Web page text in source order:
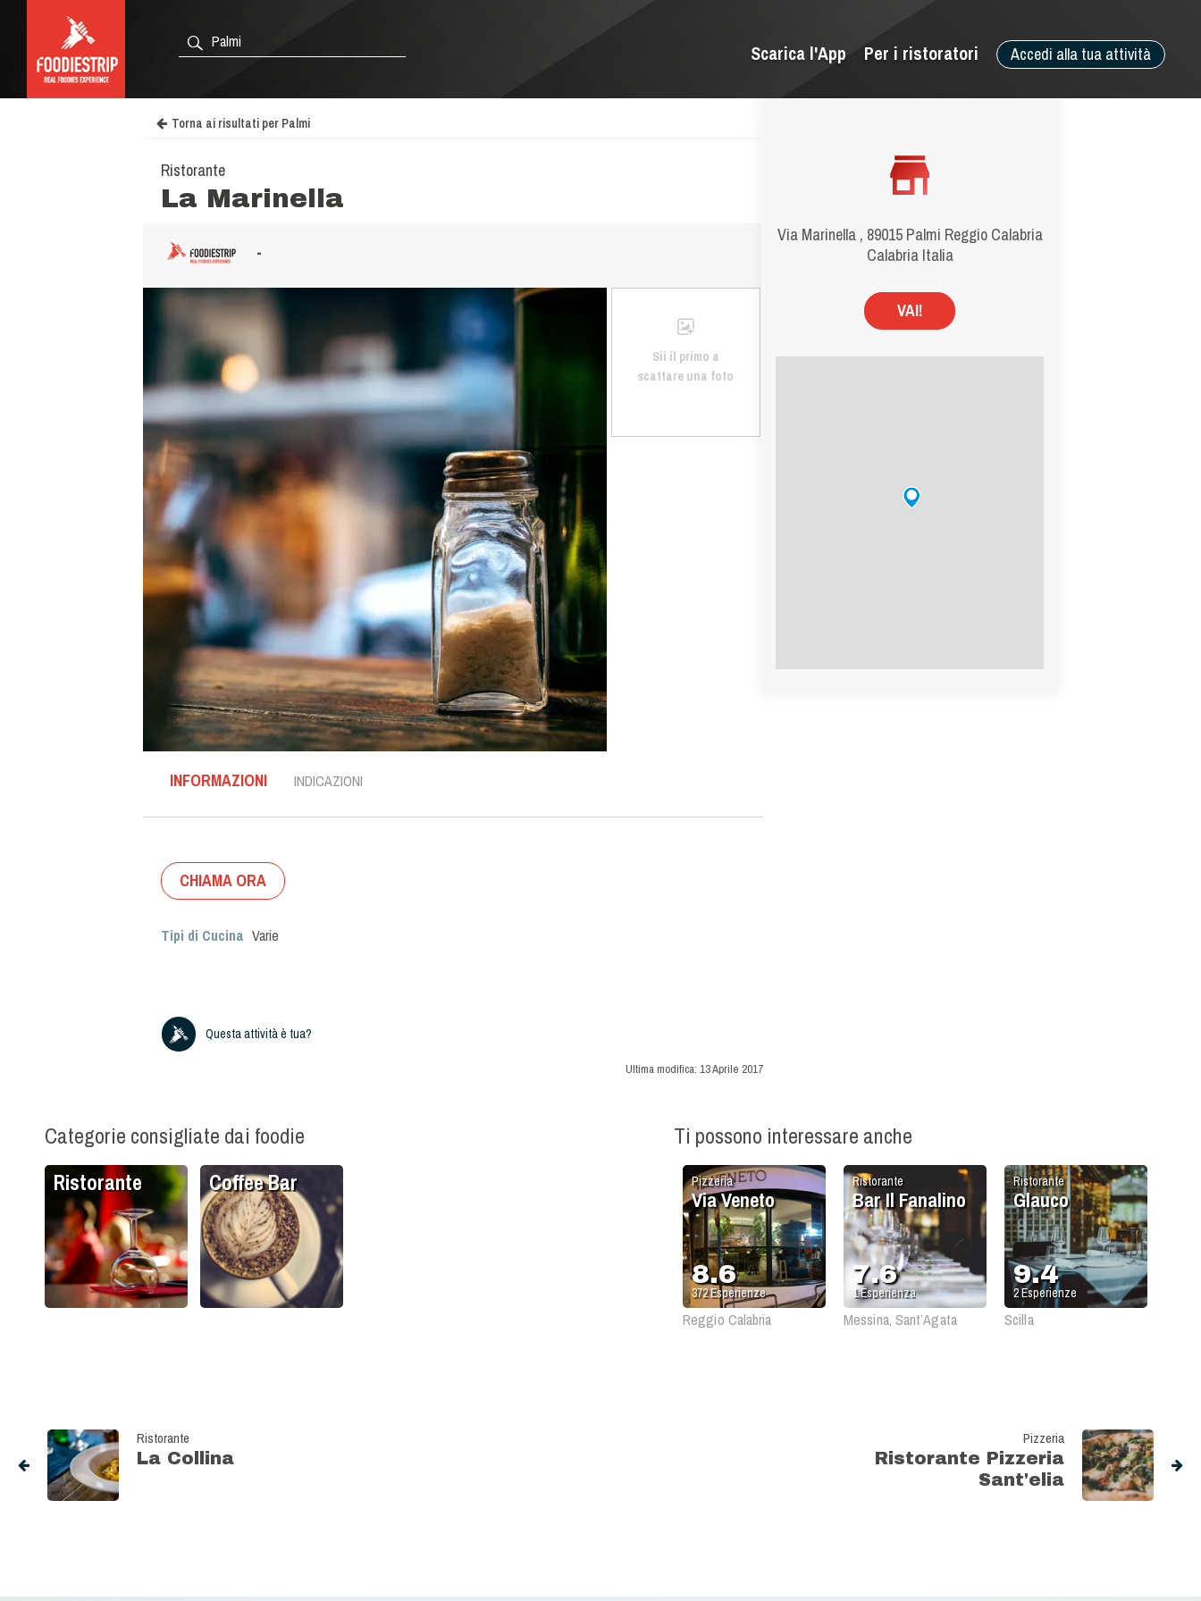
Accedi alla tua attività
Per i ristoratori
Scarica l'App
Via Marinella , 89015 Palmi Reggio Calabria
Calabria Italia
VAI!
Torna ai risultati per Palmi
Ristorante
La Marinella
-
Sii il primo a
scattare una foto
INFORMAZIONI INDICAZIONI
CHIAMA ORA
Tipi di Cucina Varie
Questa attività è tua?
Ultima modifica: 13 Aprile 2017
Categorie consigliate dai foodie
Ristorante Coffee Bar
Ti possono interessare anche
Ristorante
Glauco
9.4
2Esperienze
Scilla
Ristorante
Bar Il Fanalino
7.6
1Esperienza
Messina, Sant’Agata
Pizzeria
Via Veneto
8.6
372Esperienze
Reggio Calabria
Ristorante
La Collina
Pizzeria
Ristorante Pizzeria
Sant'elia